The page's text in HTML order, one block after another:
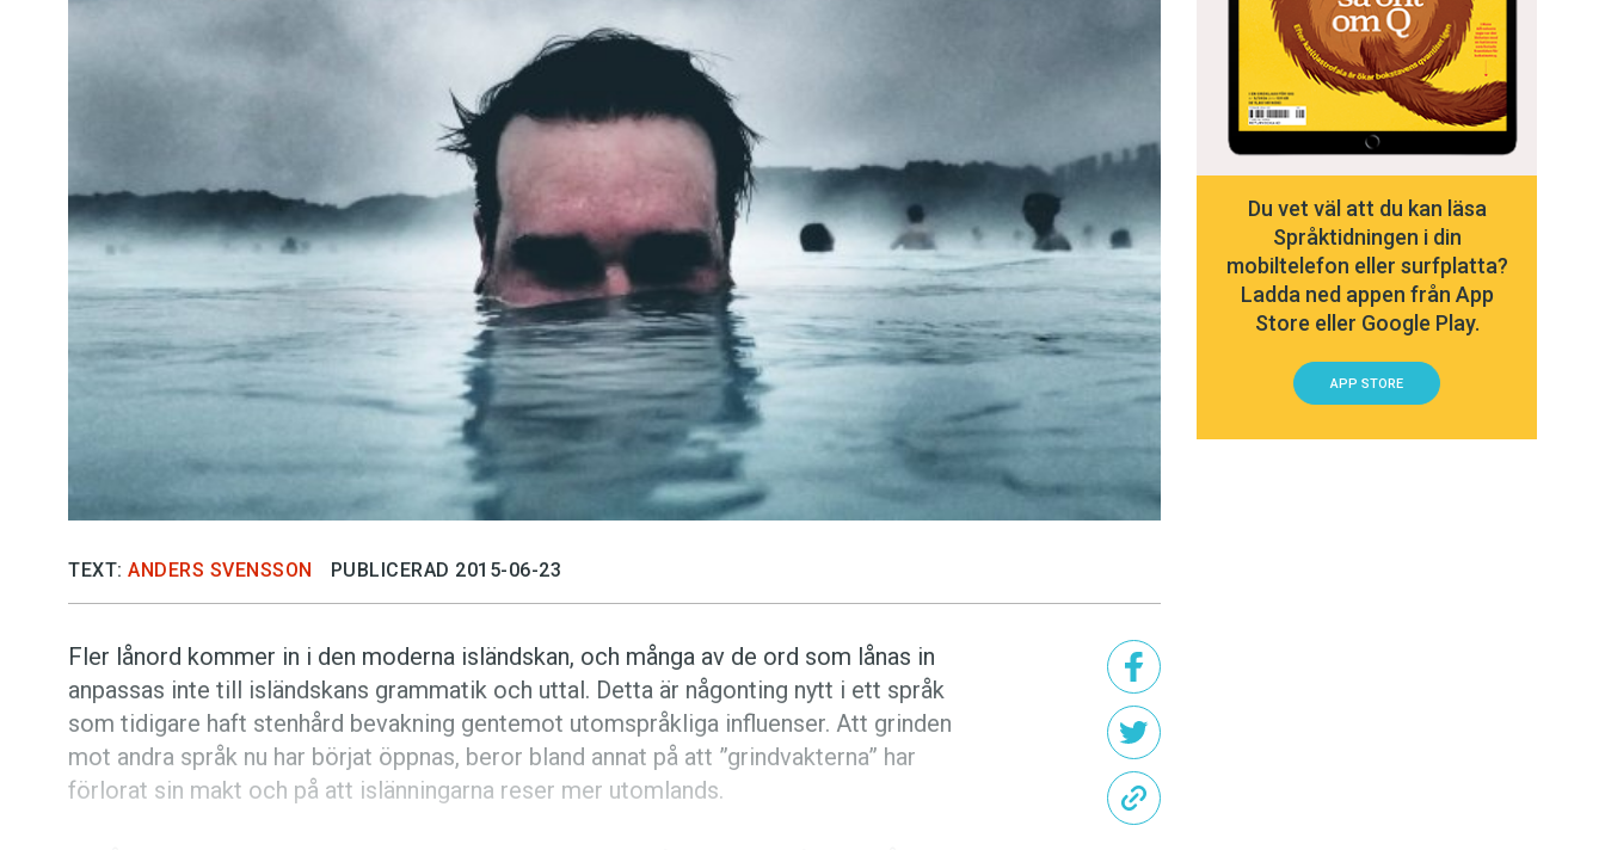
Podden
Anmäl till språkpolisen
Föreslå nyord
Annonsera
Prenumerera
Läs Språktidningen digitalt
Press
TEXT: ANDERS SVENSSON PUBLICERAD 2015-06-23
Fler lånord kommer in i den moderna isländskan, och många av de ord som lånas in
anpassas inte till isländskans grammatik och uttal. Detta är någonting nytt i ett språk
som tidigare haft stenhård bevakning gentemot utomspråkliga influenser. Att grinden
mot andra språk nu har börjat öppnas, beror bland annat på att ”grindvakterna” har
förlorat sin makt och på att islänningarna reser mer utomlands.
Du vet väl att du kan läsa
Språktidningen i din
mobiltelefon eller surfplatta?
Ladda ned appen från App
Store eller Google Play.
APP STORE